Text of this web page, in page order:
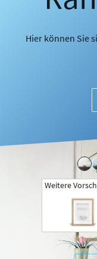
Hier können Sie
Weitere